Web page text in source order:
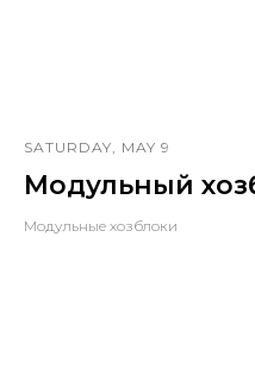
SATURDAY, MAY 9
Модульный
Модульные хозблоки